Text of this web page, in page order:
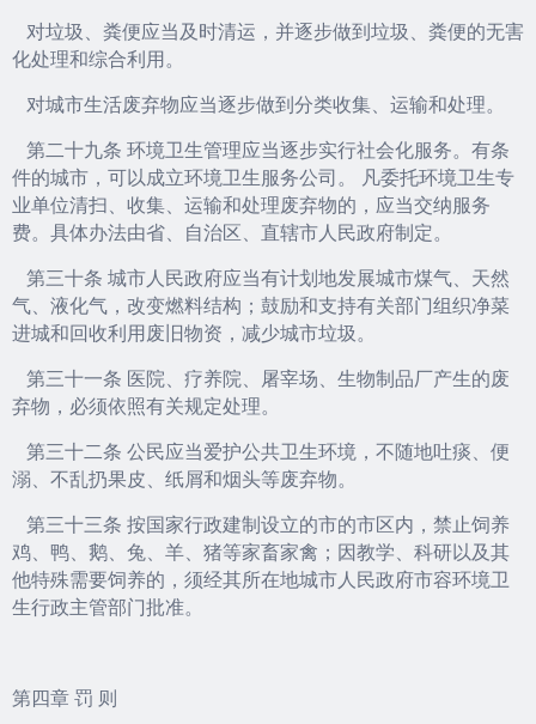
对垃圾、粪便应当及时清运，并逐步做到垃圾、粪便的无害
化处理和综合利用。
对城市生活废弃物应当逐步做到分类收集、运输和处理。
第二十九条 环境卫生管理应当逐步实行社会化服务。有条
件的城市，可以成立环境卫生服务公司。 凡委托环境卫生专
业单位清扫、收集、运输和处理废弃物的，应当交纳服务
费。具体办法由省、自治区、直辖市人民政府制定。
第三十条 城市人民政府应当有计划地发展城市煤气、天然
气、液化气，改变燃料结构；鼓励和支持有关部门组织净菜
进城和回收利用废旧物资，减少城市垃圾。
第三十一条 医院、疗养院、屠宰场、生物制品厂产生的废
弃物，必须依照有关规定处理。
第三十二条 公民应当爱护公共卫生环境，不随地吐痰、便
溺、不乱扔果皮、纸屑和烟头等废弃物。
第三十三条 按国家行政建制设立的市的市区内，禁止饲养
鸡、鸭、鹅、兔、羊、猪等家畜家禽；因教学、科研以及其
他特殊需要饲养的，须经其所在地城市人民政府市容环境卫
生行政主管部门批准。
第四章 罚 则